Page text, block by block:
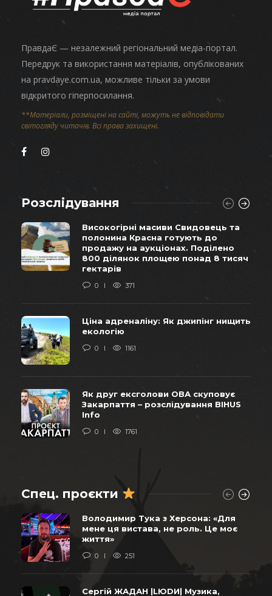
ПравдаЄ — незалежний регіональний медіа-портал.
Передрук та використання матеріалів, опублікованих
на pravdaye.com.ua, можливе тільки за умови
відкритого гіперпосилання.
**Матеріали, розміщені на сайті, можуть не відповідати
світогляду читачів. Всі права захищені.
Розслідування
Високогірні масиви Свидовець та
полонина Красна готують до
продажу на аукціонах. Поділено
800 ділянок площею понад 8 тисяч
гектарів
0 371
Ціна адреналіну: Як джипінг нищить
екологію
0 1161
Як друг ексголови ОВА скуповує
Закарпаття – розслідування BIHUS
Info
0 1761
Спец. проєкти
Володимир Тука з Херсона: «Для
мене ця вистава, не роль. Це моє
життя»
0 251
Сергій ЖАДАН |LЮDИ| Музика,